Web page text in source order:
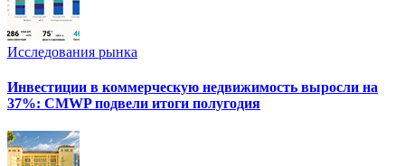
Исследования рынка
Инвестиции в коммерческую недвижимость выросли на
37%: CMWP подвели итоги полугодия